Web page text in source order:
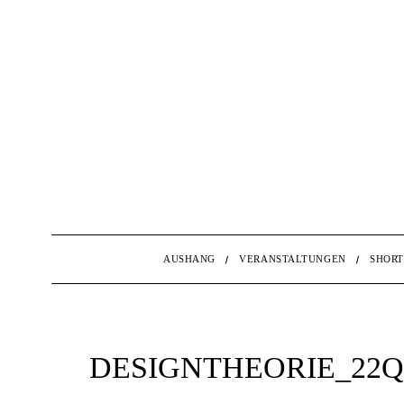
AUSHANG VERANSTALTUNGEN